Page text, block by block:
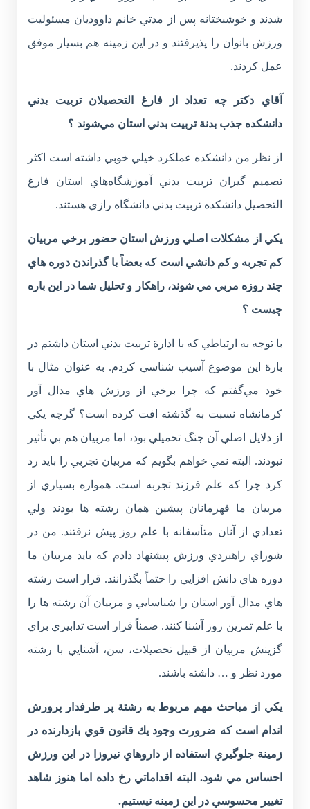
شدند و خوشبختانه پس از مدتي خانم داووديان مسئوليت
ورزش بانوان را پذيرفتند و در اين زمينه هم بسيار موفق
عمل كردند.
آقاي دكتر چه تعداد از فارغ التحصيلان تربيت بدني
دانشکده جذب بدنة تربيت بدني استان مي‌شوند ؟
از نظر من دانشکده عملكرد خيلي خوبي داشته است اكثر
تصميم گيران تربيت بدني آموزشگاه‌هاي استان فارغ
التحصيل دانشكده تربيت بدني دانشگاه رازي هستند.
يكي از مشكلات اصلي ورزش استان حضور برخي مربيان
كم تجربه و کم دانشي است كه بعضاً با گذراندن دوره هاي
چند روزه مربي مي شوند، راهكار و تحليل شما در اين باره
چيست ؟
با توجه به ارتباطي كه با ادارة تربيت بدني استان داشتم در
بارة اين موضوع آسيب شناسي كردم. به عنوان مثال با
خود مي‌گفتم كه چرا برخي از ورزش هاي مدال آور
كرمانشاه نسبت به گذشته افت كرده است؟ گرچه يكي
از دلايل اصلي آن جنگ تحميلي بود، اما مربيان هم بي تأثير
نبودند. البته نمي خواهم بگويم كه مربيان تجربي را بايد رد
كرد چرا كه علم فرزند تجربه است. همواره بسياري از
مربيان ما قهرمانان پيشين همان رشته ها بودند ولي
تعدادي از آنان متأسفانه با علم روز پيش نرفتند. من در
شوراي راهبردي ورزش پيشنهاد دادم كه بايد مربيان ما
دوره هاي دانش افزايي را حتماً بگذرانند. قرار است رشته
هاي مدال آور استان را شناسايي و مربيان آن رشته ها را
با علم تمرين روز آشنا كنند. ضمناً قرار است تدابيري براي
گزينش مربيان از قبيل تحصيلات، سن، آشنايي با رشته
مورد نظر و … داشته باشند.
يكي از مباحث مهم مربوط به رشتة پر طرفدار پرورش
اندام است كه ضرورت وجود يك قانون قوي بازدارنده در
زمينة جلوگيري استفاده از داروهاي نيروزا در اين ورزش
احساس مي شود. البته اقداماتي رخ داده اما هنوز شاهد
تغيير محسوسي در اين زمينه نيستيم.